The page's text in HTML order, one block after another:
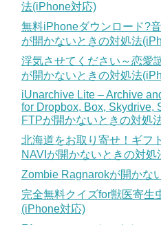
法(iPhone対応)
無料iPhoneダウンロード?
が開かないときの対処法
浮気させてください～恋愛
が開かないときの対処法
iUnarchive Lite – Archive
for Dropbox, Box, Skydrive,
FTPが開かないときの対処
北海道をお取り寄せ！ギ
NAVIが開かないときの対
Zombie Ragnarokが開かな
完全無料クイズfor獣医寄生
(iPhone対応)